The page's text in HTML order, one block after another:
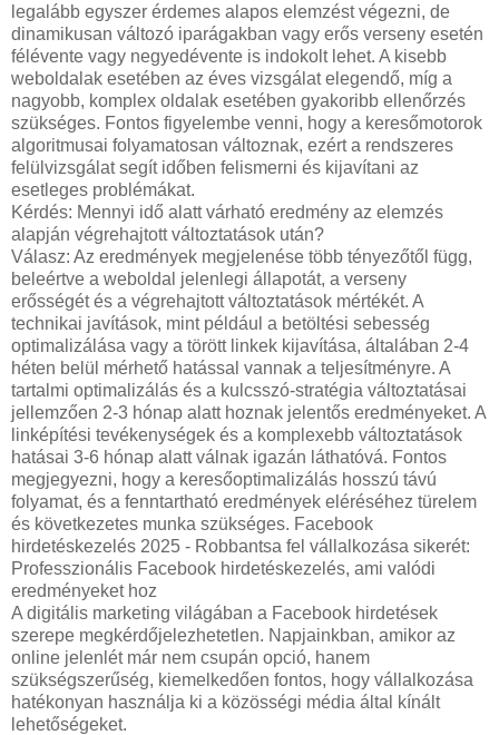
legalább egyszer érdemes alapos elemzést végezni, de
dinamikusan változó iparágakban vagy erős verseny esetén
félévente vagy negyedévente is indokolt lehet. A kisebb
weboldalak esetében az éves vizsgálat elegendő, míg a
nagyobb, komplex oldalak esetében gyakoribb ellenőrzés
szükséges. Fontos figyelembe venni, hogy a keresőmotorok
algoritmusai folyamatosan változnak, ezért a rendszeres
felülvizsgálat segít időben felismerni és kijavítani az
esetleges problémákat.
Kérdés: Mennyi idő alatt várható eredmény az elemzés
alapján végrehajtott változtatások után?
Válasz: Az eredmények megjelenése több tényezőtől függ,
beleértve a weboldal jelenlegi állapotát, a verseny
erősségét és a végrehajtott változtatások mértékét. A
technikai javítások, mint például a betöltési sebesség
optimalizálása vagy a törött linkek kijavítása, általában 2-4
héten belül mérhető hatással vannak a teljesítményre. A
tartalmi optimalizálás és a kulcsszó-stratégia változtatásai
jellemzően 2-3 hónap alatt hoznak jelentős eredményeket. A
linképítési tevékenységek és a komplexebb változtatások
hatásai 3-6 hónap alatt válnak igazán láthatóvá. Fontos
megjegyezni, hogy a keresőoptimalizálás hosszú távú
folyamat, és a fenntartható eredmények eléréséhez türelem
és következetes munka szükséges. Facebook
hirdetéskezelés 2025 - Robbantsa fel vállalkozása sikerét:
Professzionális Facebook hirdetéskezelés, ami valódi
eredményeket hoz
A digitális marketing világában a Facebook hirdetések
szerepe megkérdőjelezhetetlen. Napjainkban, amikor az
online jelenlét már nem csupán opció, hanem
szükségszerűség, kiemelkedően fontos, hogy vállalkozása
hatékonyan használja ki a közösségi média által kínált
lehetőségeket.